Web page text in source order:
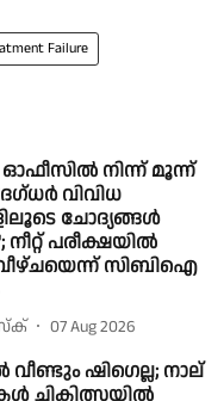
Failure
നിന്ന് മൂന്ന്
വിവിധ
ചോദ്യങ്ങൾ
പരീക്ഷയിൽ
സിബിഐ
07 Aug 2026
വീണ്ടും ഷിഗെല്ല; നാല്